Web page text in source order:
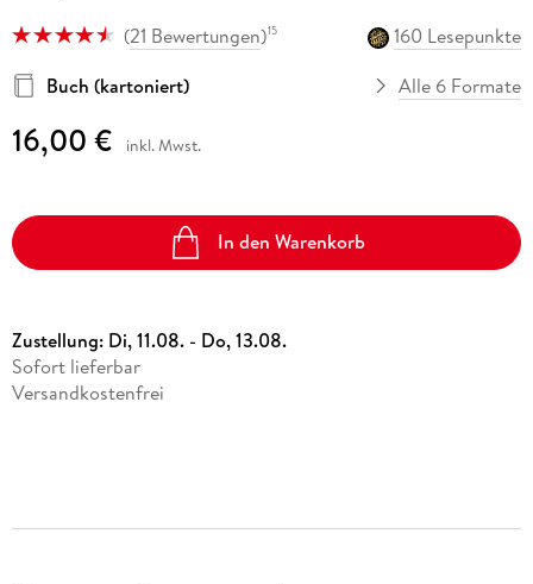
(21 Bewertungen)15
160 Lesepunkte
Buch (kartoniert)
Alle 6 Formate
16,00 € inkl. Mwst.
In den Warenkorb
Zustellung: Di, 11.08. - Do, 13.08.
Sofort lieferbar
Versandkostenfrei